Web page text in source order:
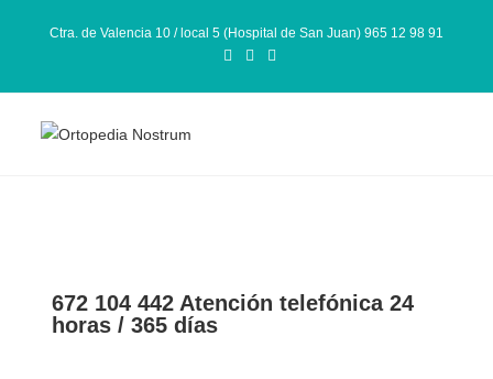
Ctra. de Valencia 10 / local 5 (Hospital de San Juan) 965 12 98 91
672 104 442 Atención telefónica 24
horas / 365 días